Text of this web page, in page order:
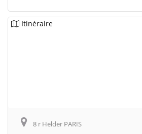
Itinéraire
8 r Helder PARIS